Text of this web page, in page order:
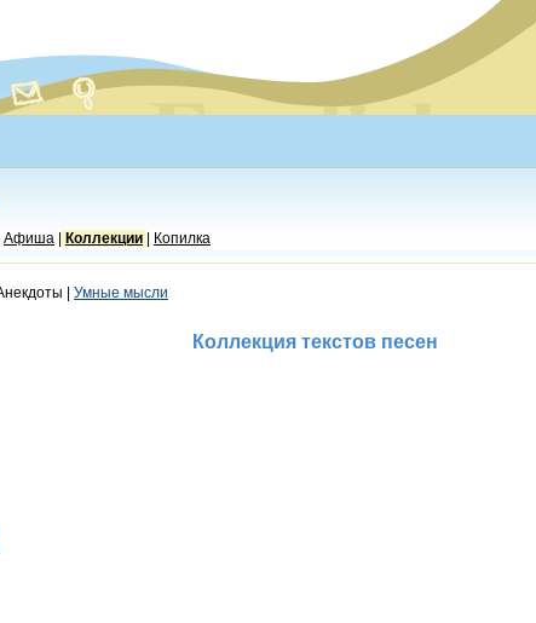
Афиша Коллекции Копилка
| Умные мысли
Коллекция текстов песен